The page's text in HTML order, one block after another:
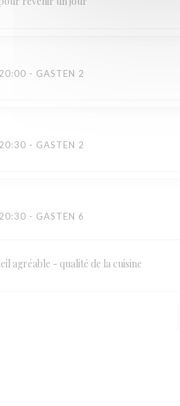
- GASTEN 2
- GASTEN 2
- GASTEN 6
agréable - qualité de la cuisine